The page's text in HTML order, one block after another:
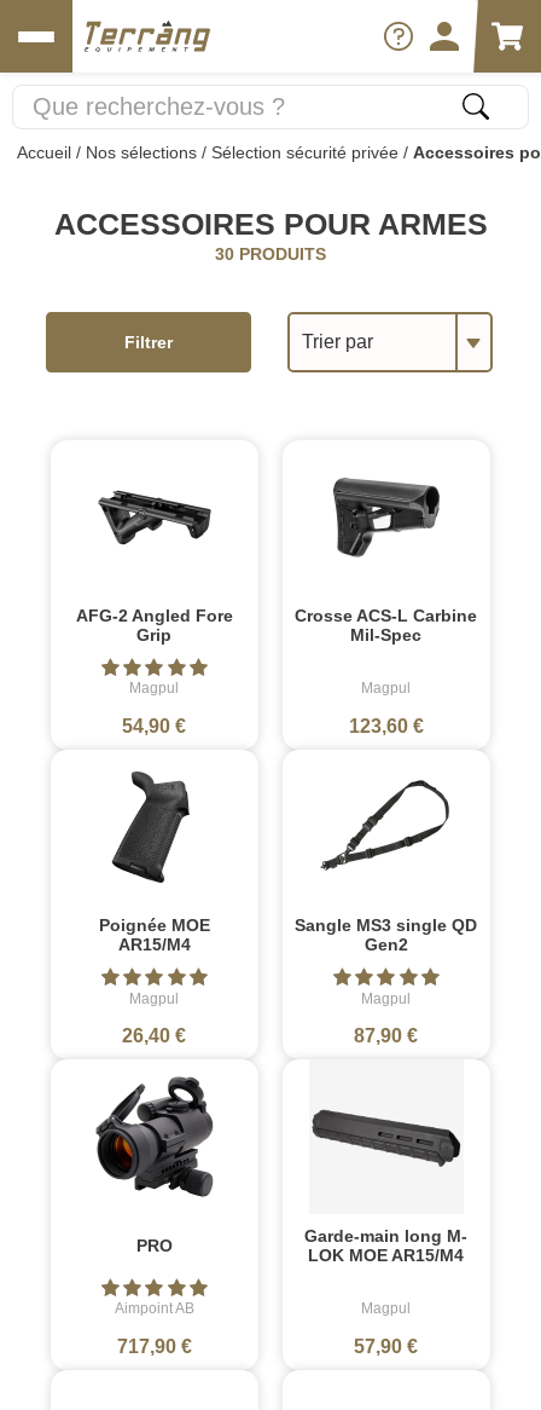
Accueil / Nos sélections / Sélection sécurité privée / Accessoires
ACCESSOIRES POUR ARMES
30 PRODUITS
Trier par
Filtrer
AFG-2 Angled Fore
Grip
Magpul
54,90 €
Crosse ACS-L Carbine
Mil-Spec
Magpul
123,60 €
Poignée MOE
AR15/M4
Magpul
26,40 €
Sangle MS3 single QD
Gen2
Magpul
87,90 €
PRO
Aimpoint AB
717,90 €
Garde-main long M-
LOK MOE AR15/M4
Magpul
57,90 €